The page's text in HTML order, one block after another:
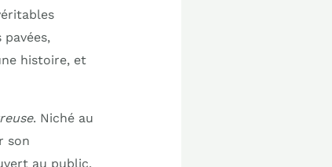
histoire, et
. Niché au
son
au public,